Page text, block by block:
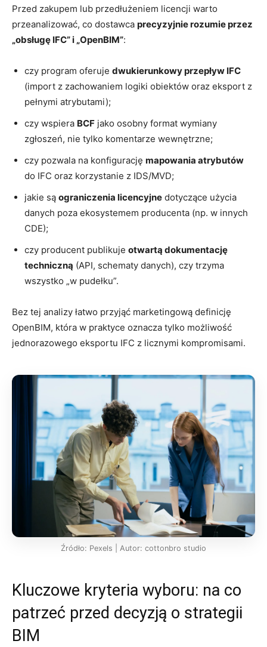
Przed zakupem lub przedłużeniem licencji warto
przeanalizować, co dostawca precyzyjnie rozumie przez
„obsługę IFC” i „OpenBIM”:
czy program oferuje dwukierunkowy przepływ IFC
(import z zachowaniem logiki obiektów oraz eksport z
pełnymi atrybutami);
czy wspiera BCF jako osobny format wymiany
zgłoszeń, nie tylko komentarze wewnętrzne;
czy pozwala na konfigurację mapowania atrybutów
do IFC oraz korzystanie z IDS/MVD;
jakie są ograniczenia licencyjne dotyczące użycia
danych poza ekosystemem producenta (np. w innych
CDE);
czy producent publikuje otwartą dokumentację
techniczną (API, schematy danych), czy trzyma
wszystko „w pudełku”.
Bez tej analizy łatwo przyjąć marketingową definicję
OpenBIM, która w praktyce oznacza tylko możliwość
jednorazowego eksportu IFC z licznymi kompromisami.
Źródło: Pexels | Autor: cottonbro studio
Kluczowe kryteria wyboru: na co
patrzeć przed decyzją o strategii
BIM